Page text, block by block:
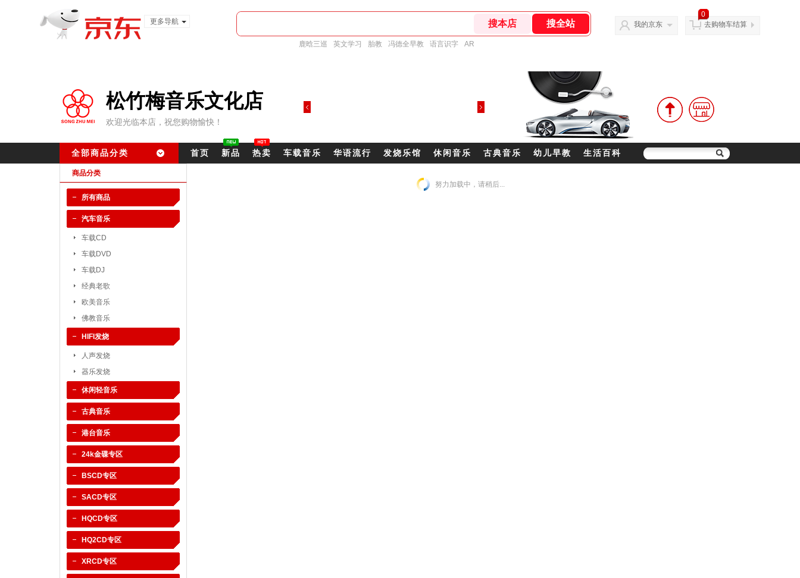
更多导航
鹿晗三巡 英文学习 胎教 冯德全早教 语言识字 AR
我的京东
0
去购物车结算
松竹梅音乐文化店
欢迎光临本店，祝您购物愉快！
全部商品分类 首页 新品 热卖 车载音乐 华语流行 发烧乐馆 休闲音乐 古典音乐 幼儿早教 生活百科
商品分类
所有商品
汽车音乐
车载CD
车载DVD
车载DJ
经典老歌
欧美音乐
佛教音乐
HIFI发烧
人声发烧
器乐发烧
休闲轻音乐
古典音乐
港台音乐
24k金碟专区
BSCD专区
SACD专区
HQCD专区
HQ2CD专区
XRCD专区
努力加载中，请稍后...